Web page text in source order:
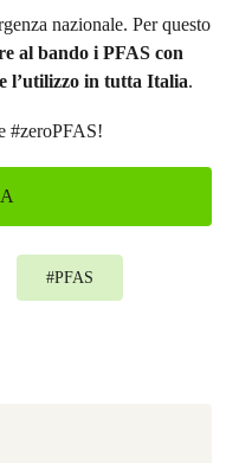
nazionale. Per questo
al bando i PFAS con
l’utilizzo in tutta Italia.
#zeroPFAS!
#PFAS